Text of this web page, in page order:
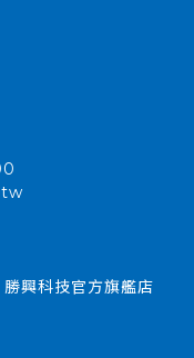
興科技官方旗艦店